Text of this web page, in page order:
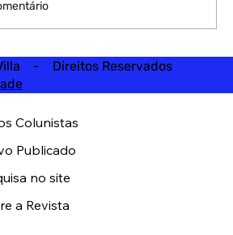
- Direitos Reservados
Colunistas
Publicado
no site
a Revista